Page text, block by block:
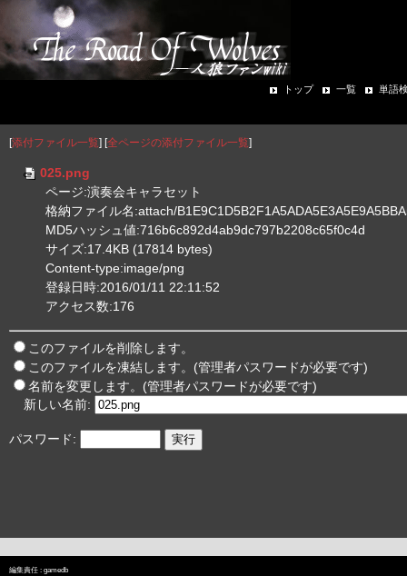
トップ 一覧 単語
[添付ファイル一覧] [全ページの添付ファイル一覧]
025.png
ページ:演奏会キャラセット
格納ファイル名:attach/
MD5ハッシュ値:716b6c892d4ab9dc797b2208c65f0c4d
サイズ:17.4KB (17814 bytes)
Content-type:image/png
登録日時:2016/01/11 22:11:52
アクセス数:176
このファイルを削除します。
このファイルを凍結します。(管理者パスワードが必要です)
名前を変更します。(管理者パスワードが必要です)
新しい名前:
パスワード:
編集責任 : gamedb